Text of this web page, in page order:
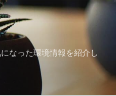
なった環境情報を紹介し